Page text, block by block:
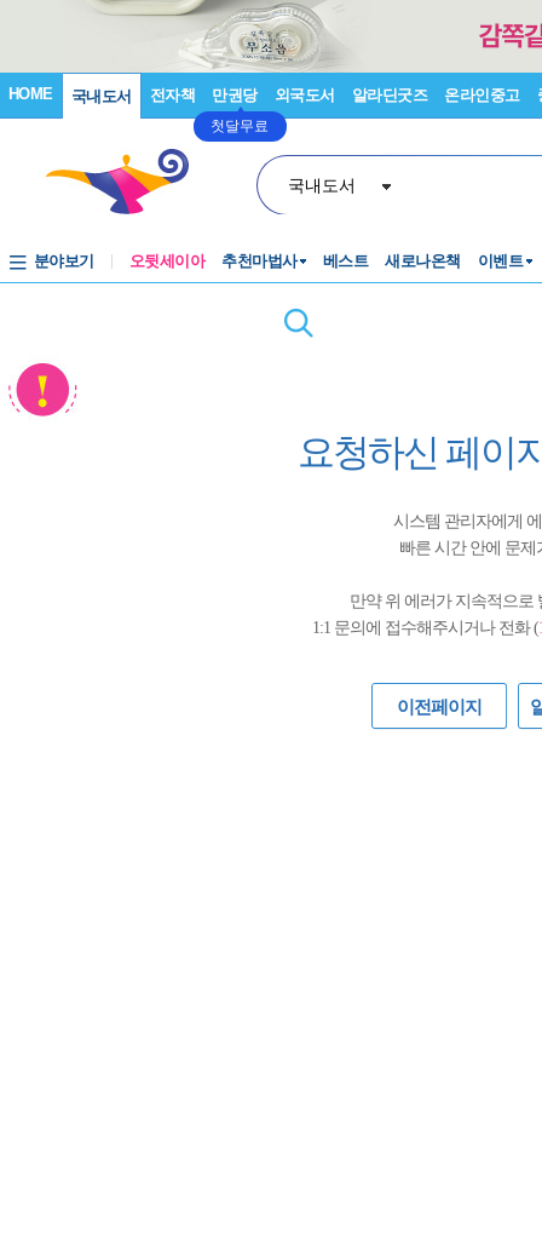
HOME 국내도서 전자책 만권당
첫달무료
외국도서 알라딘굿즈 온라인중고
국내도서
분야보기 오뒷세이아 추천마법사 베스트 새로나온책 이벤트
요청하신 페이
시스템 관리자에게
빠른 시간 안에 문
만약 위 에러가 지속적으로
1:1 문의에 접수해주시거나 전화 (
이전페이지